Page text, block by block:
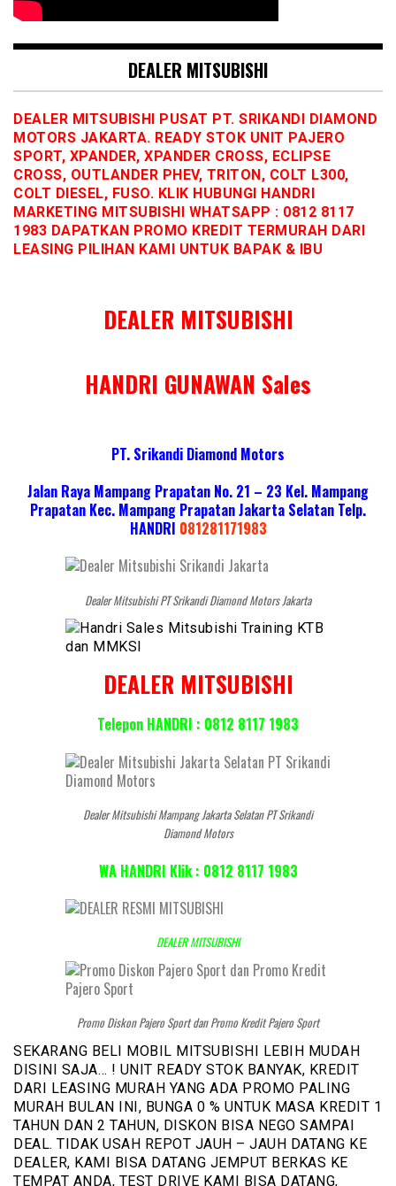
DEALER MITSUBISHI
DEALER MITSUBISHI PUSAT PT. SRIKANDI DIAMOND
MOTORS JAKARTA. READY STOK UNIT PAJERO
SPORT, XPANDER, XPANDER CROSS, ECLIPSE
CROSS, OUTLANDER PHEV, TRITON, COLT L300,
COLT DIESEL, FUSO. KLIK HUBUNGI HANDRI
MARKETING MITSUBISHI WHATSAPP : 0812 8117
1983 DAPATKAN PROMO KREDIT TERMURAH DARI
LEASING PILIHAN KAMI UNTUK BAPAK & IBU
DEALER MITSUBISHI
HANDRI GUNAWAN Sales
PT. Srikandi Diamond Motors
Jalan Raya Mampang Prapatan No. 21 – 23 Kel. Mampang
Prapatan Kec. Mampang Prapatan Jakarta Selatan Telp.
HANDRI 081281171983
Dealer Mitsubishi PT Srikandi Diamond Motors Jakarta
DEALER MITSUBISHI
Telepon HANDRI : 0812 8117 1983
Dealer Mitsubishi Mampang Jakarta Selatan PT Srikandi
Diamond Motors
WA HANDRI Klik : 0812 8117 1983
DEALER MITSUBISHI
Promo Diskon Pajero Sport dan Promo Kredit Pajero Sport
SEKARANG BELI MOBIL MITSUBISHI LEBIH MUDAH
DISINI SAJA… ! UNIT READY STOK BANYAK, KREDIT
DARI LEASING MURAH YANG ADA PROMO PALING
MURAH BULAN INI, BUNGA 0 % UNTUK MASA KREDIT 1
TAHUN DAN 2 TAHUN, DISKON BISA NEGO SAMPAI
DEAL. TIDAK USAH REPOT JAUH – JAUH DATANG KE
DEALER, KAMI BISA DATANG JEMPUT BERKAS KE
TEMPAT ANDA, TEST DRIVE KAMI BISA DATANG,